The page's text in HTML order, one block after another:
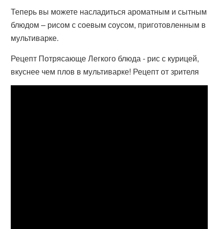
Теперь вы можете насладиться ароматным и сытным
блюдом – рисом с соевым соусом, приготовленным в
мультиварке.
Рецепт Потрясающе Легкого блюда - рис с курицей,
вкуснее чем плов в мультиварке! Рецепт от зрителя